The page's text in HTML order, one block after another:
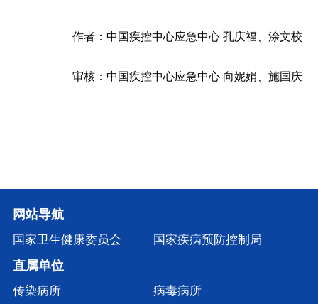
作者：中国疾控中心应急中心 孔庆福、涂文校
审核：中国疾控中心应急中心 向妮娟、施国庆
网站导航
国家卫生健康委员会 国家疾病预防控制局
直属单位
传染病所 病毒病所